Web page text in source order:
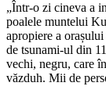
„Într-o zi cineva a
poalele muntelui
apropiere a
de tsunami-ul din
vechi, negru, care
văzduh. Mii de